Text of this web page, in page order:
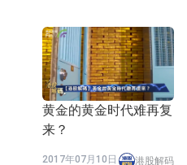
黄金的黄金时代难再复
来？
2017年07月10日 港股解码